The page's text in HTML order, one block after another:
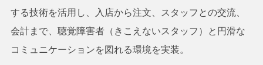
する技術を活用し、入店から注文、スタッフとの交流、
会計まで、聴覚障害者（きこえないスタッフ）と円滑な
コミュニケーションを図れる環境を実装。